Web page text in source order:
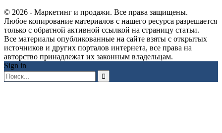
© 2026 - Маркетинг и продажи. Все права защищены.
Любое копирование материалов с нашего ресурса разрешается
только с обратной активной ссылкой на страницу статьи.
Все материалы опубликованные на сайте взяты с открытых
источников и других порталов интернета, все права на
авторство принадлежат их законным владельцам.
Sign in